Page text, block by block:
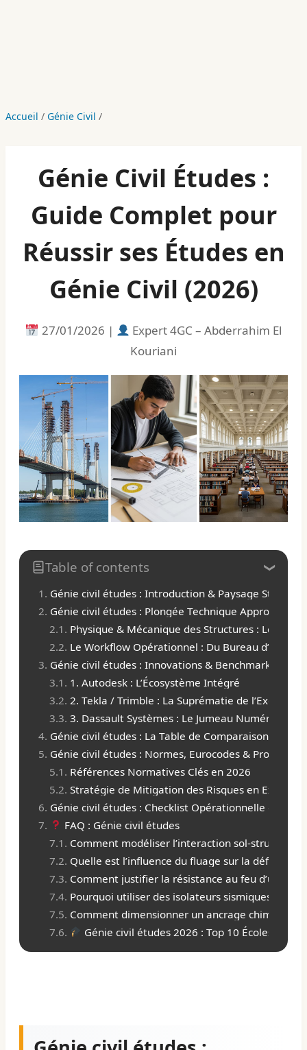
Accueil / Génie Civil /
Génie Civil Études :
Guide Complet pour
Réussir ses Études en
Génie Civil (2026)
27/01/2026 |
Expert 4GC – Abderrahim El
Kouriani
Table of contents
Génie civil études : Introduction & Paysage
Génie civil études : Plongée Technique Approfondie
Physique & Mécanique des Structures : Le Cœur
Le Workflow Opérationnel : Du Bureau
Génie civil études : Innovations & Benchmarking
1. Autodesk : L’Écosystème Intégré
2. Tekla / Trimble : La Suprématie de l’Exécution
3. Dassault Systèmes : Le Jumeau Numérique
Génie civil études : La Table de Comparaison
Génie civil études : Normes, Eurocodes &
Références Normatives Clés en 2026
Stratégie de Mitigation des Risques en
Génie civil études : Checklist Opérationnelle du
FAQ : Génie civil études
Comment modéliser l’interaction sol-structure
Quelle est l’influence du fluage sur la
Comment justifier la résistance au feu d’un
Pourquoi utiliser des isolateurs sismiques à la
Comment dimensionner un ancrage chimique
Génie civil études 2026 : Top 10 Écoles